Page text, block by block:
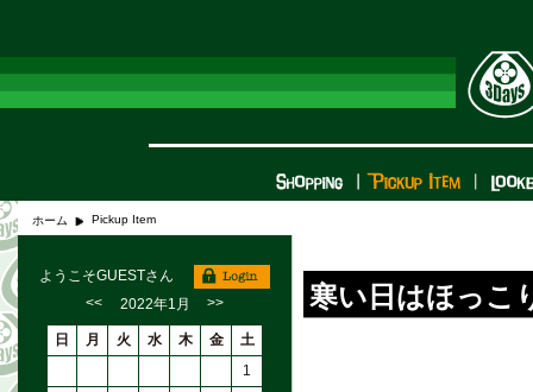
ホーム Pickup Item
寒い日はほっこ
ようこそGUESTさん
<<
2022年1月 >>
日 月 火 水 木 金
土
1